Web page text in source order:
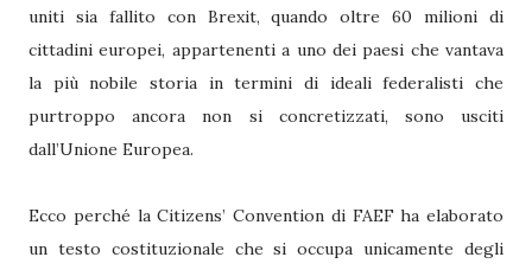
uniti sia fallito con Brexit, quando oltre 60 milioni di
cittadini europei, appartenenti a uno dei paesi che vantava
la più nobile storia in termini di ideali federalisti che
purtroppo ancora non si concretizzati, sono usciti
dall’Unione Europea.
Ecco perché la Citizens’ Convention di FAEF ha elaborato
un testo costituzionale che si occupa unicamente degli